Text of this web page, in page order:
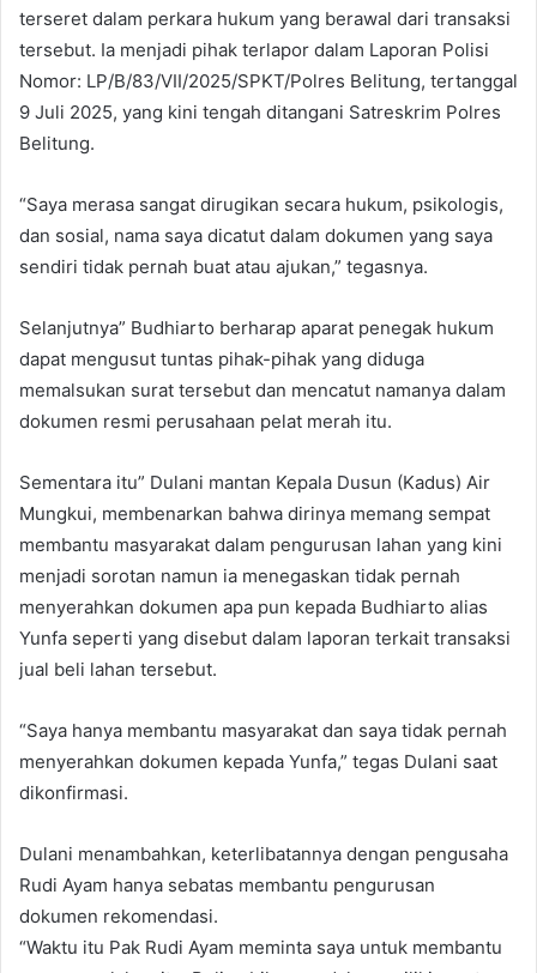
terseret dalam perkara hukum yang berawal dari transaksi
tersebut. Ia menjadi pihak terlapor dalam Laporan Polisi
Nomor: LP/B/83/VII/2025/SPKT/Polres Belitung, tertanggal
9 Juli 2025, yang kini tengah ditangani Satreskrim Polres
Belitung.
“Saya merasa sangat dirugikan secara hukum, psikologis,
dan sosial, nama saya dicatut dalam dokumen yang saya
sendiri tidak pernah buat atau ajukan,” tegasnya.
Selanjutnya” Budhiarto berharap aparat penegak hukum
dapat mengusut tuntas pihak-pihak yang diduga
memalsukan surat tersebut dan mencatut namanya dalam
dokumen resmi perusahaan pelat merah itu.
Sementara itu” Dulani mantan Kepala Dusun (Kadus) Air
Mungkui, membenarkan bahwa dirinya memang sempat
membantu masyarakat dalam pengurusan lahan yang kini
menjadi sorotan namun ia menegaskan tidak pernah
menyerahkan dokumen apa pun kepada Budhiarto alias
Yunfa seperti yang disebut dalam laporan terkait transaksi
jual beli lahan tersebut.
“Saya hanya membantu masyarakat dan saya tidak pernah
menyerahkan dokumen kepada Yunfa,” tegas Dulani saat
dikonfirmasi.
Dulani menambahkan, keterlibatannya dengan pengusaha
Rudi Ayam hanya sebatas membantu pengurusan
dokumen rekomendasi.
“Waktu itu Pak Rudi Ayam meminta saya untuk membantu